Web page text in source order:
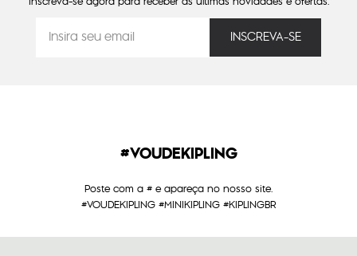
#VOUDEKIPLING
Poste com a # e apareça no nosso site.
#VOUDEKIPLING #MINIKIPLING #KIPLINGBR